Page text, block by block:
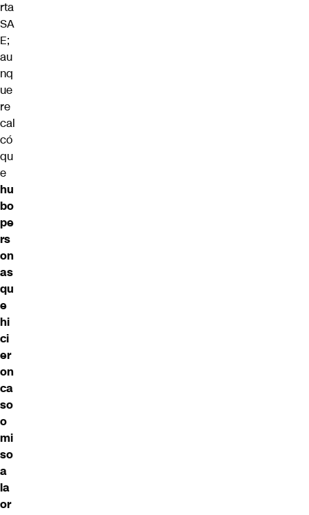
rta
SA
E;
au
nq
ue
re
cal
có
qu
e
hu
bo
pe
rs
on
as
qu
e
hi
ci
er
on
ca
so
o
mi
so
a
la
or